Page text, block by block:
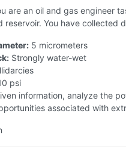
are an oil and gas engineer
reservoir. You have collected
5 micrometers
Strongly water-wet
psi
information, analyze the
associated with